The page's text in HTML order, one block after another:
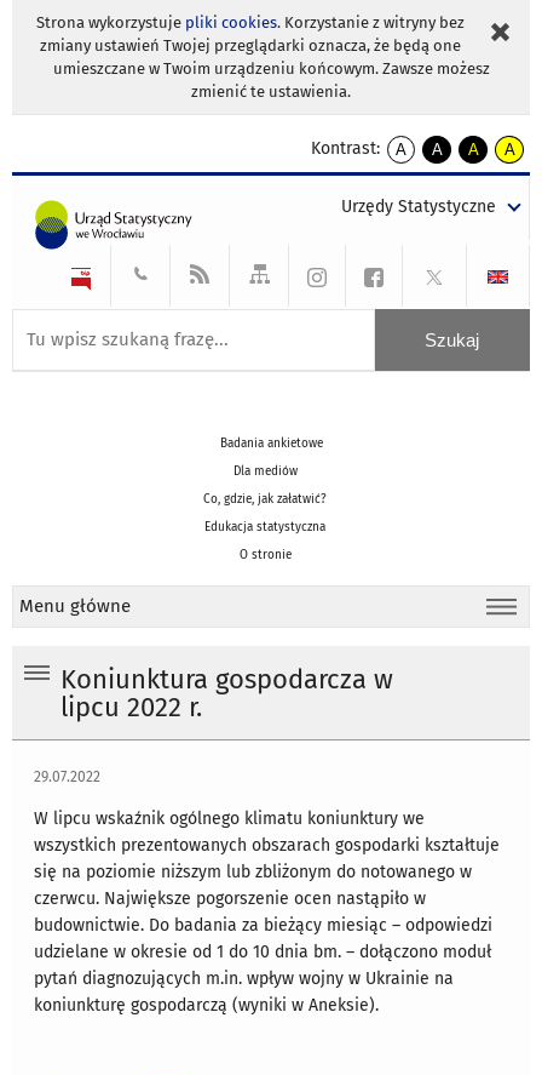
Strona wykorzystuje pliki cookies. Korzystanie z witryny bez
zmiany ustawień Twojej przeglądarki oznacza, że będą one
umieszczane w Twoim urządzeniu końcowym. Zawsze możesz
zmienić te ustawienia.
Kontrast:
A
kontrast
A
kontrast
tekst
czarnym
A
kontrast
tekst
czarnym
A
tekst
żółtym
Urzędy Statystyczne
Badania ankietowe
Dla mediów
Co, gdzie, jak załatwić?
Edukacja statystyczna
O stronie
Menu główne
Koniunktura gospodarcza w
lipcu 2022 r.
29.07.2022
W lipcu wskaźnik ogólnego klimatu koniunktury we
wszystkich prezentowanych obszarach gospodarki kształtuje
się na poziomie niższym lub zbliżonym do notowanego w
czerwcu. Największe pogorszenie ocen nastąpiło w
budownictwie. Do badania za bieżący miesiąc – odpowiedzi
udzielane w okresie od 1 do 10 dnia bm. – dołączono moduł
pytań diagnozujących m.in. wpływ wojny w Ukrainie na
koniunkturę gospodarczą (wyniki w Aneksie).